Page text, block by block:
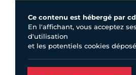
Ce contenu est hébergé par
En l'affichant, vous acceptez
d'utilisation
et les potentiels cookies